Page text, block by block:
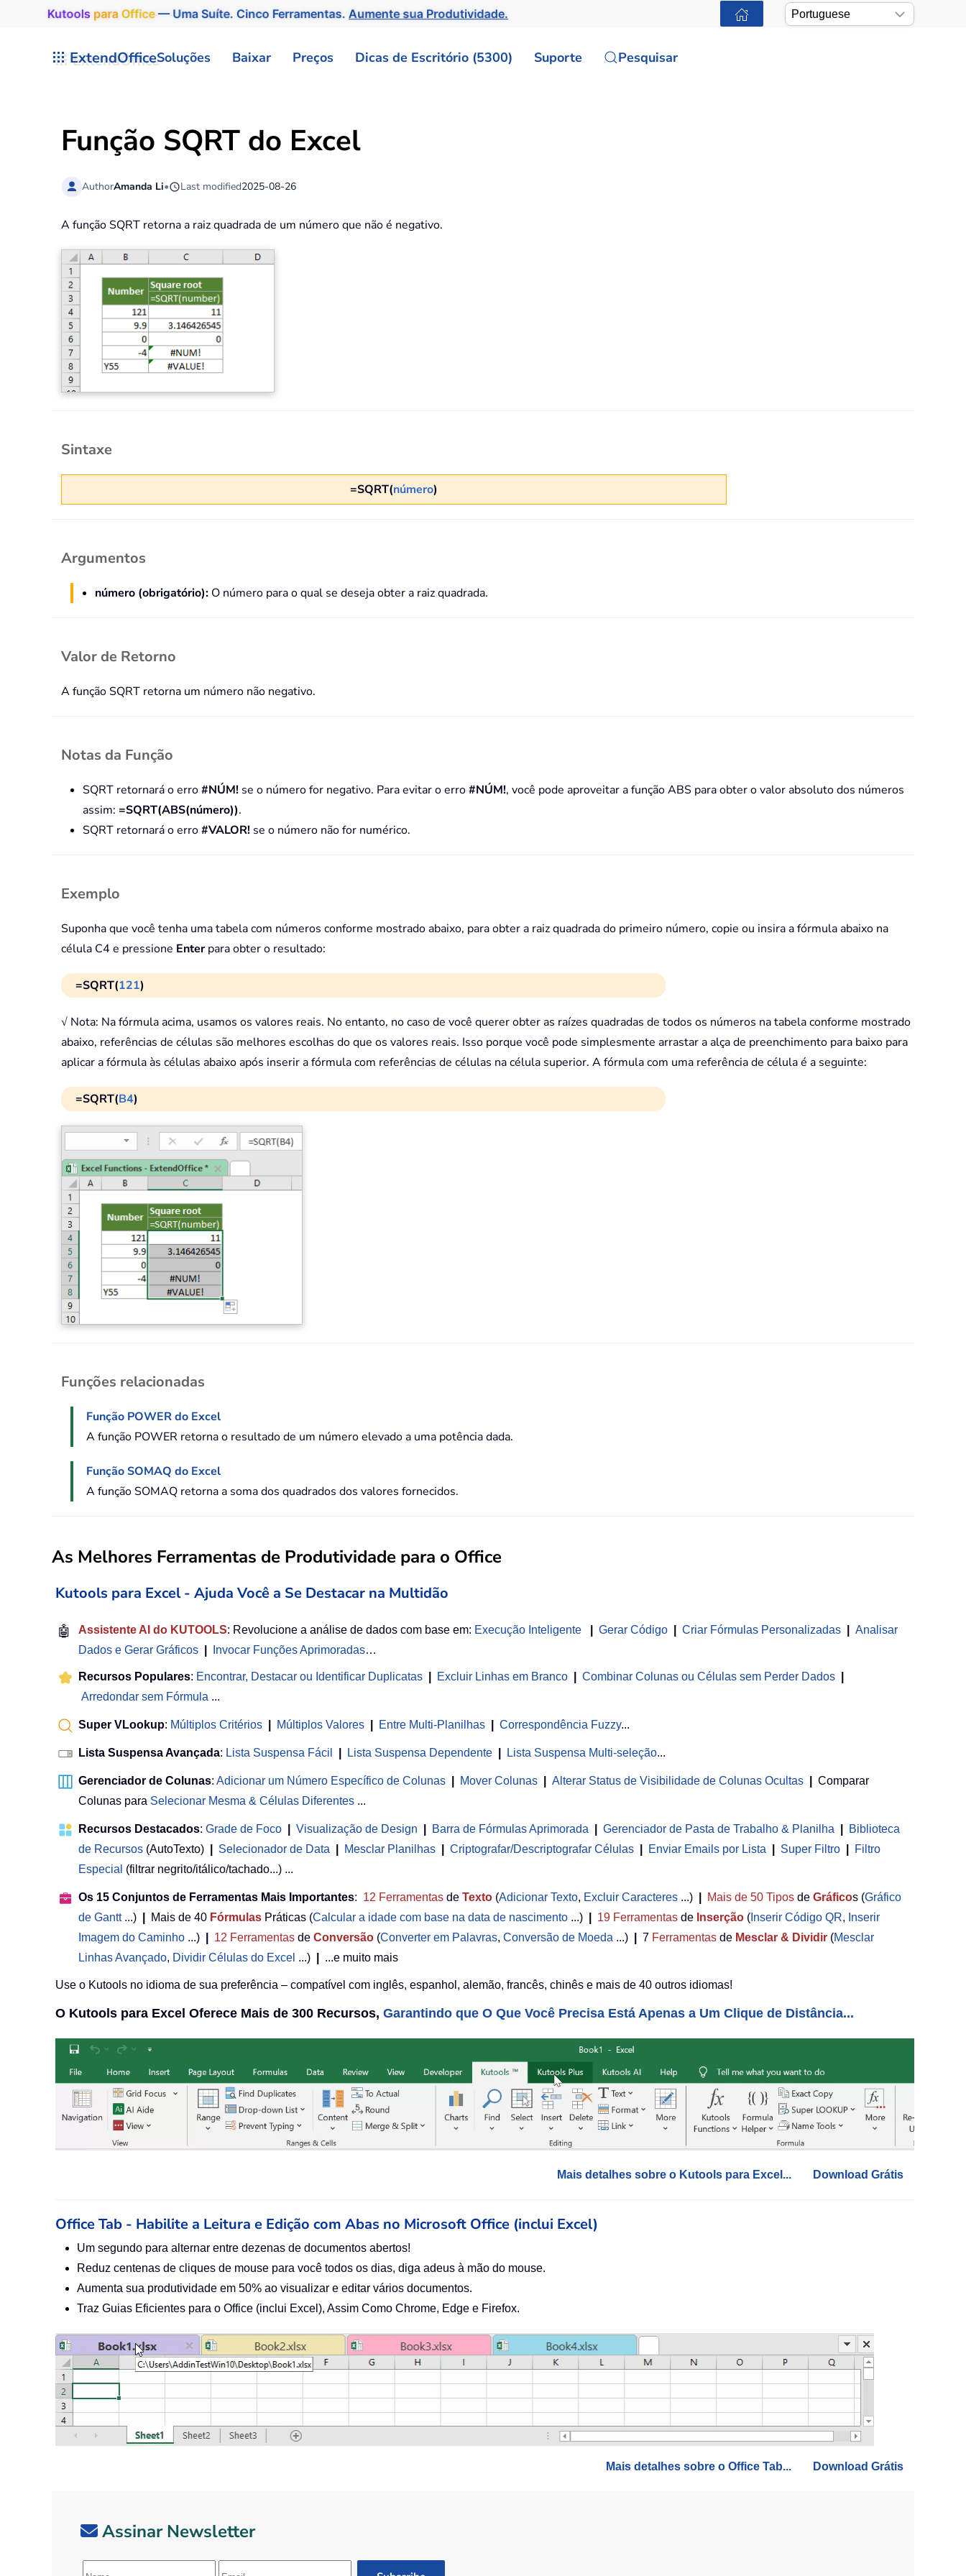
Kutools para Office— Uma Suíte. Cinco Ferramentas.Aumente sua Produtividade.
ExtendOfficeSoluções Baixar Preços Dicas de Escritório (5300) Suporte Pesquisar
Função SQRT do Excel
AuthorAmanda Li• Last modified2025-08-26
A função SQRT retorna a raiz quadrada de um número que não é negativo.
Sintaxe
=SQRT(número)
Argumentos
número (obrigatório): O número para o qual se deseja obter a raiz quadrada.
Valor de Retorno
A função SQRT retorna um número não negativo.
Notas da Função
SQRT retornará o erro#NÚM! se o número for negativo. Para evitar o erro#NÚM!, você pode aproveitar a função ABS para obter o valor absoluto dos números
assim: =SQRT(ABS(número)).
SQRT retornará o erro#VALOR! se o número não for numérico.
Exemplo
Suponha que você tenha uma tabela com números conforme mostrado abaixo, para obter a raiz quadrada do primeiro número, copie ou insira a fórmula abaixo na
célula C4 e pressione Enterpara obter o resultado:
=SQRT(121)
√ Nota: Na fórmula acima, usamos os valores reais. No entanto, no caso de você querer obter as raízes quadradas de todos os números na tabela conforme mostrado
abaixo, referências de células são melhores escolhas do que os valores reais. Isso porque você pode simplesmente arrastar a alça de preenchimento para baixo para
aplicar a fórmula às células abaixo após inserir a fórmula com referências de células na célula superior. A fórmula com uma referência de célula é a seguinte:
=SQRT(B4)
Funções relacionadas
Função POWER do Excel
A função POWER retorna o resultado de um número elevado a uma potência dada.
Função SOMAQ do Excel
A função SOMAQ retorna a soma dos quadrados dos valores fornecidos.
As Melhores Ferramentas de Produtividade para o Office
Kutools para Excel - Ajuda Você a Se Destacar na Multidão
🤖 Assistente AI do KUTOOLS: Revolucione a análise de dados com base em: Execução Inteligente Gerar Código Criar Fórmulas Personalizadas
Analisar
Dados e Gerar Gráficos
Invocar Funções Aprimoradas…
Recursos Populares: Encontrar, Destacar ou Identificar Duplicatas Excluir Linhas em Branco Combinar Colunas ou Células sem Perder Dados
Arredondar sem Fórmula ...
Super VLookup: Múltiplos Critérios Múltiplos Valores Entre Multi-Planilhas Correspondência Fuzzy...
Lista Suspensa Avançada: Lista Suspensa Fácil Lista Suspensa Dependente Lista Suspensa Multi-seleção...
Gerenciador de Colunas: Adicionar um Número Específico de Colunas Mover Colunas Alterar Status de Visibilidade de Colunas Ocultas
Comparar
Colunas para Selecionar Mesma & Células Diferentes ...
Recursos Destacados: Grade de Foco Visualização de Design Barra de Fórmulas Aprimorada Gerenciador de Pasta de Trabalho & Planilha
Biblioteca
de Recursos (AutoTexto) Selecionador de Data Mesclar Planilhas Criptografar/Descriptografar Células Enviar Emails por Lista Super Filtro
Filtro
Especial (filtrar negrito/itálico/tachado...) ...
Os 15 Conjuntos de Ferramentas Mais Importantes: 12 Ferramentas de Texto (Adicionar Texto, Excluir Caracteres ...) Mais de 50 Tipos de Gráficos (Gráfico
de Gantt...) Mais de 40 Fórmulas Práticas (Calcular a idade com base na data de nascimento ...) 19 Ferramentas de Inserção ( Inserir Código QR, Inserir
Imagem do Caminho ...) 12 Ferramentas de Conversão (Converter em Palavras, Conversão de Moeda ...) 7 Ferramentas de Mesclar & Dividir (Mesclar
Linhas Avançado, Dividir Células do Excel ...) ...e muito mais
Use o Kutools no idioma de sua preferência – compatível com inglês, espanhol, alemão, francês, chinês e mais de 40 outros idiomas!
O Kutools para Excel Oferece Mais de 300 Recursos, Garantindo que O Que Você Precisa Está Apenas a Um Clique de Distância...
Mais detalhes sobre o Kutools para Excel... Download Grátis
Office Tab - Habilite a Leitura e Edição com Abas no Microsoft Office (inclui Excel)
Um segundo para alternar entre dezenas de documentos abertos!
Reduz centenas de cliques de mouse para você todos os dias, diga adeus à mão do mouse.
Aumenta sua produtividade em 50% ao visualizar e editar vários documentos.
Traz Guias Eficientes para o Office (inclui Excel), Assim Como Chrome, Edge e Firefox.
Mais detalhes sobre o Office Tab... Download Grátis
Assinar Newsletter